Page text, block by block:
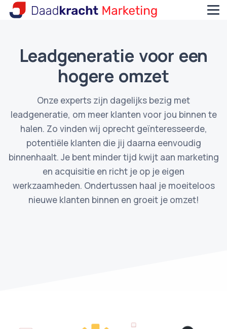
Leadgeneratie voor een
hogere omzet
Onze experts zijn dagelijks bezig met
leadgeneratie, om meer klanten voor jou binnen te
halen. Zo vinden wij oprecht geïnteresseerde,
potentiële klanten die jij daarna eenvoudig
binnenhaalt. Je bent minder tijd kwijt aan marketing
en acquisitie en richt je op je eigen
werkzaamheden. Ondertussen haal je moeiteloos
nieuwe klanten binnen en groeit je omzet!